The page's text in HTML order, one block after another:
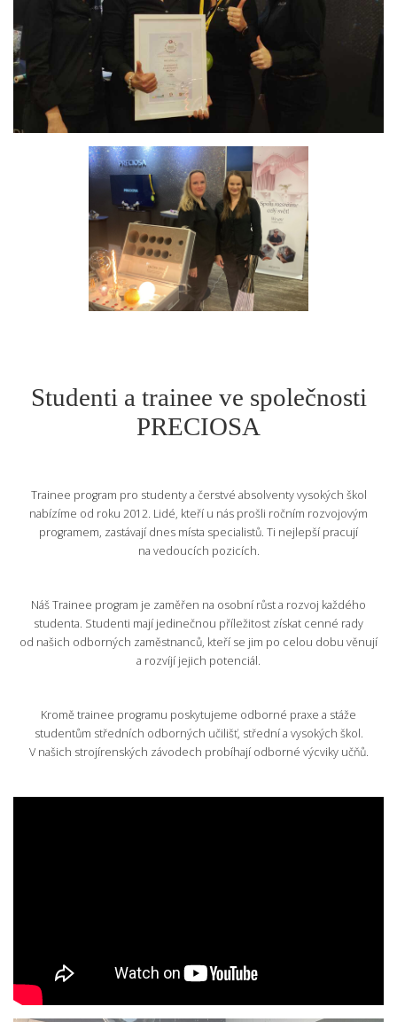
Studenti a trainee ve společnosti
PRECIOSA
Trainee program pro studenty a čerstvé absolventy vysokých škol
nabízíme od roku 2012. Lidé, kteří u nás prošli ročním rozvojovým
programem, zastávají dnes místa specialistů. Ti nejlepší pracují
na vedoucích pozicích.
Náš Trainee program je zaměřen na osobní růst a rozvoj každého
studenta. Studenti mají jedinečnou příležitost získat cenné rady
od našich odborných zaměstnanců, kteří se jim po celou dobu věnují
a rozvíjí jejich potenciál.
Kromě trainee programu poskytujeme odborné praxe a stáže
studentům středních odborných učilišť, střední a vysokých škol.
V našich strojírenských závodech probíhají odborné výcviky učňů.